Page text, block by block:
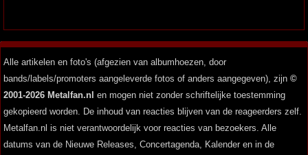
Alle artikelen en foto's (afgezien van albumhoezen, door
bands/labels/promoters aangeleverde fotos of anders aangegeven), zijn ©
2001-2026 Metalfan.nl en mogen niet zonder schriftelijke toestemming
gekopieerd worden. De inhoud van reacties blijven van de reageerders zelf.
Metalfan.nl is niet verantwoordelijk voor reacties van bezoekers. Alle
datums van de Nieuwe Releases, Concertagenda, Kalender en in de